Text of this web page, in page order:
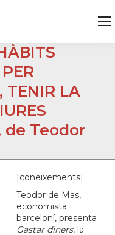
TENIR LA
de Teodor
[coneixements]
Teodor de Mas,
economista
barceloní, presenta
Gastar diners, la